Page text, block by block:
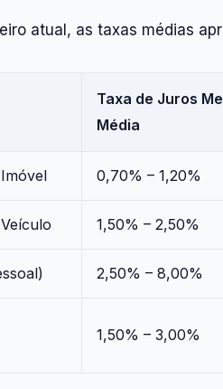
atual, as taxas médias
Taxa de Juros
Média
0,70% – 1,20%
1,50% – 2,50%
2,50% – 8,00%
1,50% – 3,00%